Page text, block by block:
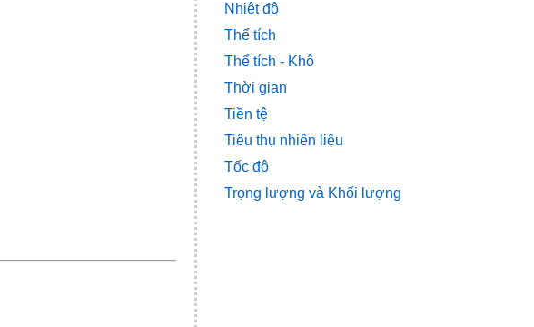
Nhiệt độ
Thể tích
Thể tích - Khô
Thời gian
Tiền tệ
Tiêu thụ nhiên liệu
Tốc độ
Trọng lượng và Khối lượng